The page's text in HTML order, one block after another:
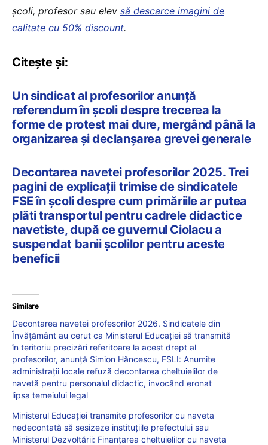
școli, profesor sau elev să descarce imagini de
calitate cu 50% discount.
Citește și:
Un sindicat al profesorilor anunță
referendum în școli despre trecerea la
forme de protest mai dure, mergând până la
organizarea și declanșarea grevei generale
Decontarea navetei profesorilor 2025. Trei
pagini de explicații trimise de sindicatele
FSE în școli despre cum primăriile ar putea
plăti transportul pentru cadrele didactice
navetiste, după ce guvernul Ciolacu a
suspendat banii școlilor pentru aceste
beneficii
Similare
Decontarea navetei profesorilor 2026. Sindicatele din
Învățământ au cerut ca Ministerul Educației să transmită
în teritoriu precizări referitoare la acest drept al
profesorilor, anunță Simion Hăncescu, FSLI: Anumite
administrații locale refuză decontarea cheltuielilor de
navetă pentru personalul didactic, invocând eronat
lipsa temeiului legal
Ministerul Educației transmite profesorilor cu naveta
nedecontată să sesizeze instituțiile prefectului sau
Ministerul Dezvoltării: Finanțarea cheltuielilor cu naveta